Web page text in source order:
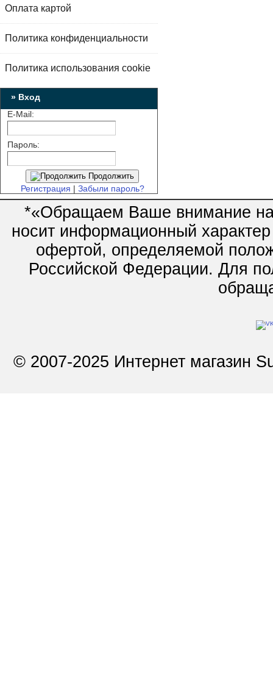
Оплата картой
Политика конфиденциальности
Политика использования cookie
» Вход
E-Mail:
Пароль:
Продолжить
Регистрация | Забыли пароль?
*«Обращаем Ваше внимание на
носит информационный
офертой, определяемой
Российской Федерации. Для
© 2007-2025 Интернет магазин